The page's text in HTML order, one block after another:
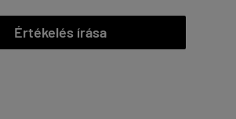
Értékelés írása